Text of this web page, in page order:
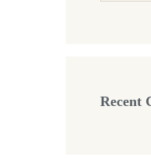
Recent